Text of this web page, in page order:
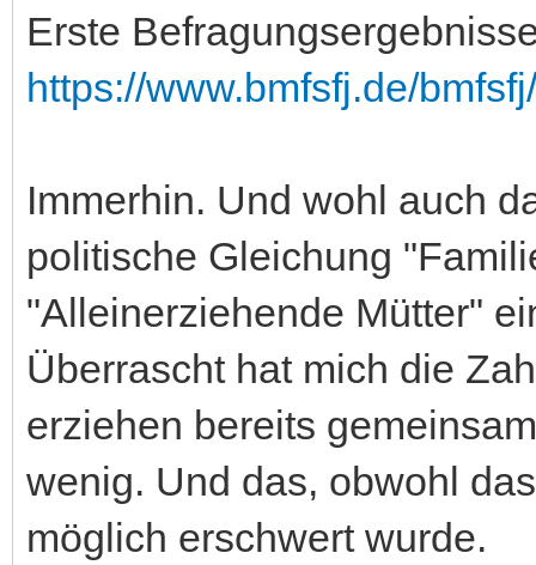
Erste
https://www.bmfsfj.de/
Immerhin. Und wohl auch
politische Gleichung
"Alleinerziehende Mütter"
Überrascht hat mich die
erziehen bereits
wenig. Und das, obwohl
möglich erschwert wurde.